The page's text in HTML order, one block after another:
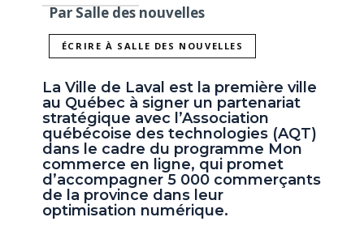
Par Salle des nouvelles
ÉCRIRE À SALLE DES NOUVELLES
La Ville de Laval est la première ville
au Québec à signer un partenariat
stratégique avec l’Association
québécoise des technologies (AQT)
dans le cadre du programme Mon
commerce en ligne, qui promet
d’accompagner 5 000 commerçants
de la province dans leur
optimisation numérique.